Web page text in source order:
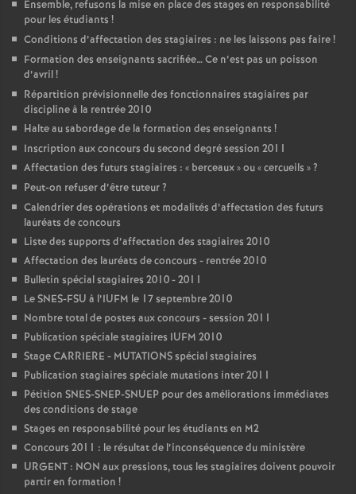
Ensemble, refusons la mise en place des stages en responsabilité
pour les étudiants !
Conditions d’affectation des stagiaires : ne les laissons pas faire!
Formation des enseignants sacrifiée… Ce n’est pas un poisson
d’avril!
Répartition prévisionnelle des fonctionnaires stagiaires par
discipline à la rentrée 2010
Halte au sabordage de la formation des enseignants !
Inscription aux concours du second degré session 2011
Affectation des futurs stagiaires : « berceaux» ou «cercueils »?
Peut-on refuser d’être tuteur?
Calendrier des opérations et modalités d’affectation des futurs
lauréats de concours
Liste des supports d’affectation des stagiaires 2010
Affectation des lauréats de concours - rentrée 2010
Bulletin spécial stagiaires 2010 - 2011
Le SNES-FSU à l’IUFM le 17 septembre 2010
Nombre total de postes aux concours - session 2011
Publication spéciale stagiaires IUFM 2010
Stage CARRIERE - MUTATIONS spécial stagiaires
Publication stagiaires spéciale mutations inter 2011
Pétition SNES-SNEP-SNUEP pour des améliorations immédiates
des conditions de stage
Stages en responsabilité pour les étudiants en M2
Concours 2011 : le résultat de l’inconséquence du ministère
URGENT : NON aux pressions, tous les stagiaires doivent pouvoir
partir en formation !